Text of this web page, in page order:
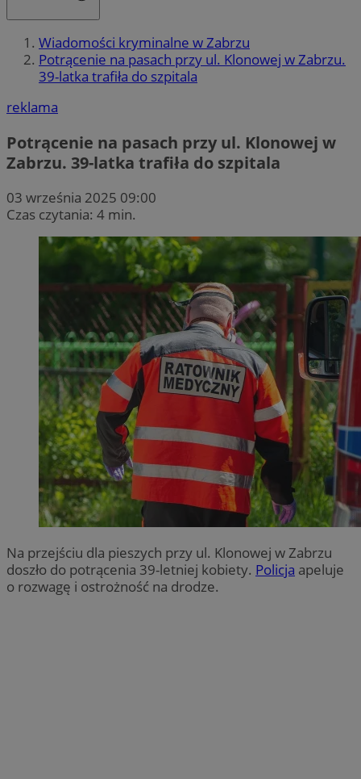
Wiadomości kryminalne w Zabrzu
Potrącenie na pasach przy ul. Klonowej w Zabrzu.
39-latka trafiła do szpitala
reklama
Potrącenie na pasach przy ul. Klonowej w
Zabrzu. 39-latka trafiła do szpitala
03 września 2025 09:00
Czas czytania: 4 min.
Na przejściu dla pieszych przy ul. Klonowej w Zabrzu
doszło do potrącenia 39-letniej kobiety. Policja apeluje
o rozwagę i ostrożność na drodze.